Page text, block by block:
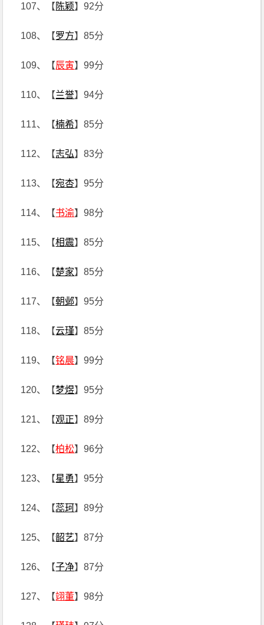
107、【 陈颖】92分
108、【罗方】85分
109、【辰寅】99分
110、【兰誉】94分
111、【楠希】85分
112、【志弘】83分
113、【宛杏】95分
114、【书渝】98分
115、【相震】85分
116、【楚家】85分
117、【朝邺】95分
118、【云瑾】85分
119、【铭晨】99分
120、【梦煜】95分
121、【观正】89分
122、【柏松】96分
123、【星勇】95分
124、【蕊珂】89分
125、【韶艺】87分
126、【子净】87分
127、【翊董】98分